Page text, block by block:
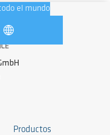
el mundo
Productos